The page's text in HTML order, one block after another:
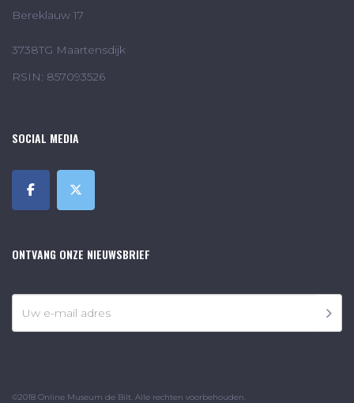
Bereklauw 17
3738TG Maartensdijk
RSIN: 857093526
SOCIAL MEDIA
ONTVANG ONZE NIEUWSBRIEF
©2018 Online Museum de Bilt. Alle rechten voorbehouden.